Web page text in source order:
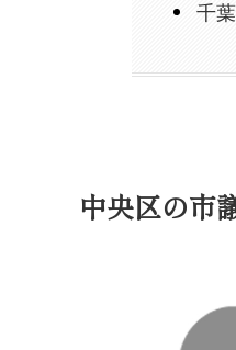
千
中央区の市